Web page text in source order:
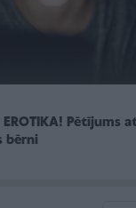
Pētījums
bērni